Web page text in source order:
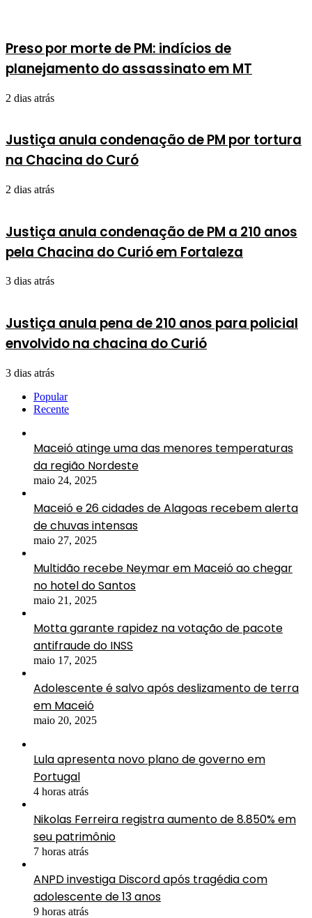
Preso por morte de PM: indícios de
planejamento do assassinato em MT
2 dias atrás
Justiça anula condenação de PM por tortura
na Chacina do Curó
2 dias atrás
Justiça anula condenação de PM a 210 anos
pela Chacina do Curió em Fortaleza
3 dias atrás
Justiça anula pena de 210 anos para policial
envolvido na chacina do Curió
3 dias atrás
Popular
Recente
Maceió atinge uma das menores temperaturas
da região Nordeste
maio 24, 2025
Maceió e 26 cidades de Alagoas recebem alerta
de chuvas intensas
maio 27, 2025
Multidão recebe Neymar em Maceió ao chegar
no hotel do Santos
maio 21, 2025
Motta garante rapidez na votação de pacote
antifraude do INSS
maio 17, 2025
Adolescente é salvo após deslizamento de terra
em Maceió
maio 20, 2025
Lula apresenta novo plano de governo em
Portugal
4 horas atrás
Nikolas Ferreira registra aumento de 8.850% em
seu patrimônio
7 horas atrás
ANPD investiga Discord após tragédia com
adolescente de 13 anos
9 horas atrás